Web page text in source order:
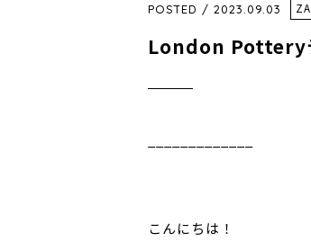
POSTED / 2023.09.03
London Pottery
こんにちは！